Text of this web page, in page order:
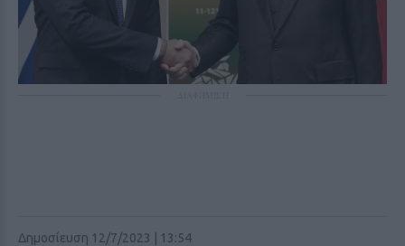
Δημοσίευση 12/7/2023 | 13:54